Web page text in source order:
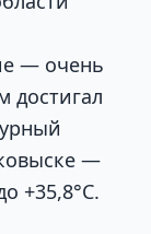
— очень
достигал
—
+35,8°C.